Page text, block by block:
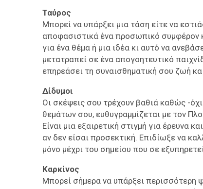
Ταύρος
Μπορεί να υπάρξει μια τάση είτε να
αποφασιστικά ένα προσωπικό συμφέρον
για ένα θέμα ή μια ιδέα κι αυτό να
μετατραπεί σε ένα απογοητευτικό
επηρεάσει τη συναισθηματική σου ζωή
Δίδυμοι
Οι σκέψεις σου τρέχουν βαθιά καθώς -
θεμάτων σου, ευθυγραμμίζεται με τον
Είναι μια εξαιρετική στιγμή για έρευνα
αν δεν είσαι προσεκτική. Επιδίωξε να
μόνο μέχρι του σημείου που σε
Καρκίνος
Μπορεί σήμερα να υπάρξει περισσότερη